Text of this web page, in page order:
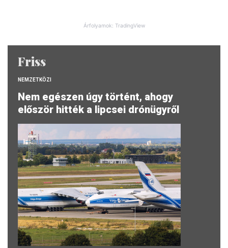
Árfolyamok: TradingView
Friss
NEMZETKÖZI
Nem egészen úgy történt, ahogy
először hitték a lipcsei drónügyről